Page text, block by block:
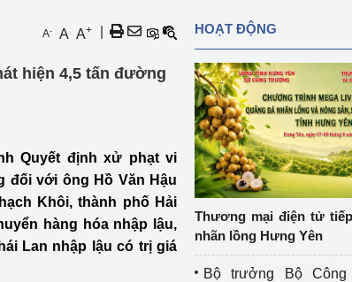
động của Lãnh đạo Bộ
báo
cáo báo chí
A- A A+
hiện 4,5 tấn đường
Quyết định xử phạt vi
đối với ông Hồ Văn Hậu
Khôi, thành phố Hải
hàng hóa nhập lậu,
Lan nhập lậu có trị giá
HOẠT ĐỘNG
Thương mại điện tử
nhãn lồng Hưng Yên
Bộ trưởng Bộ